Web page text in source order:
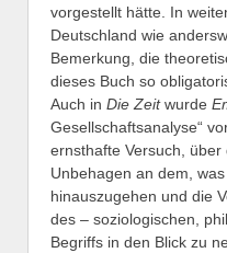
vorgestellt hätte. In
Deutschland wie
Bemerkung, die
dieses Buch so
Auch in Die Zeitwurde
Gesellschaftsanalyse“
ernsthafte Versuch,
Unbehagen an dem,
hinauszugehen und die
des – soziologischen,
Begriffs in den Blick zu